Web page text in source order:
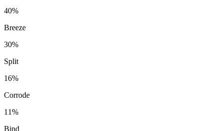
40%
Breeze
30%
Split
16%
Corrode
11%
Bind